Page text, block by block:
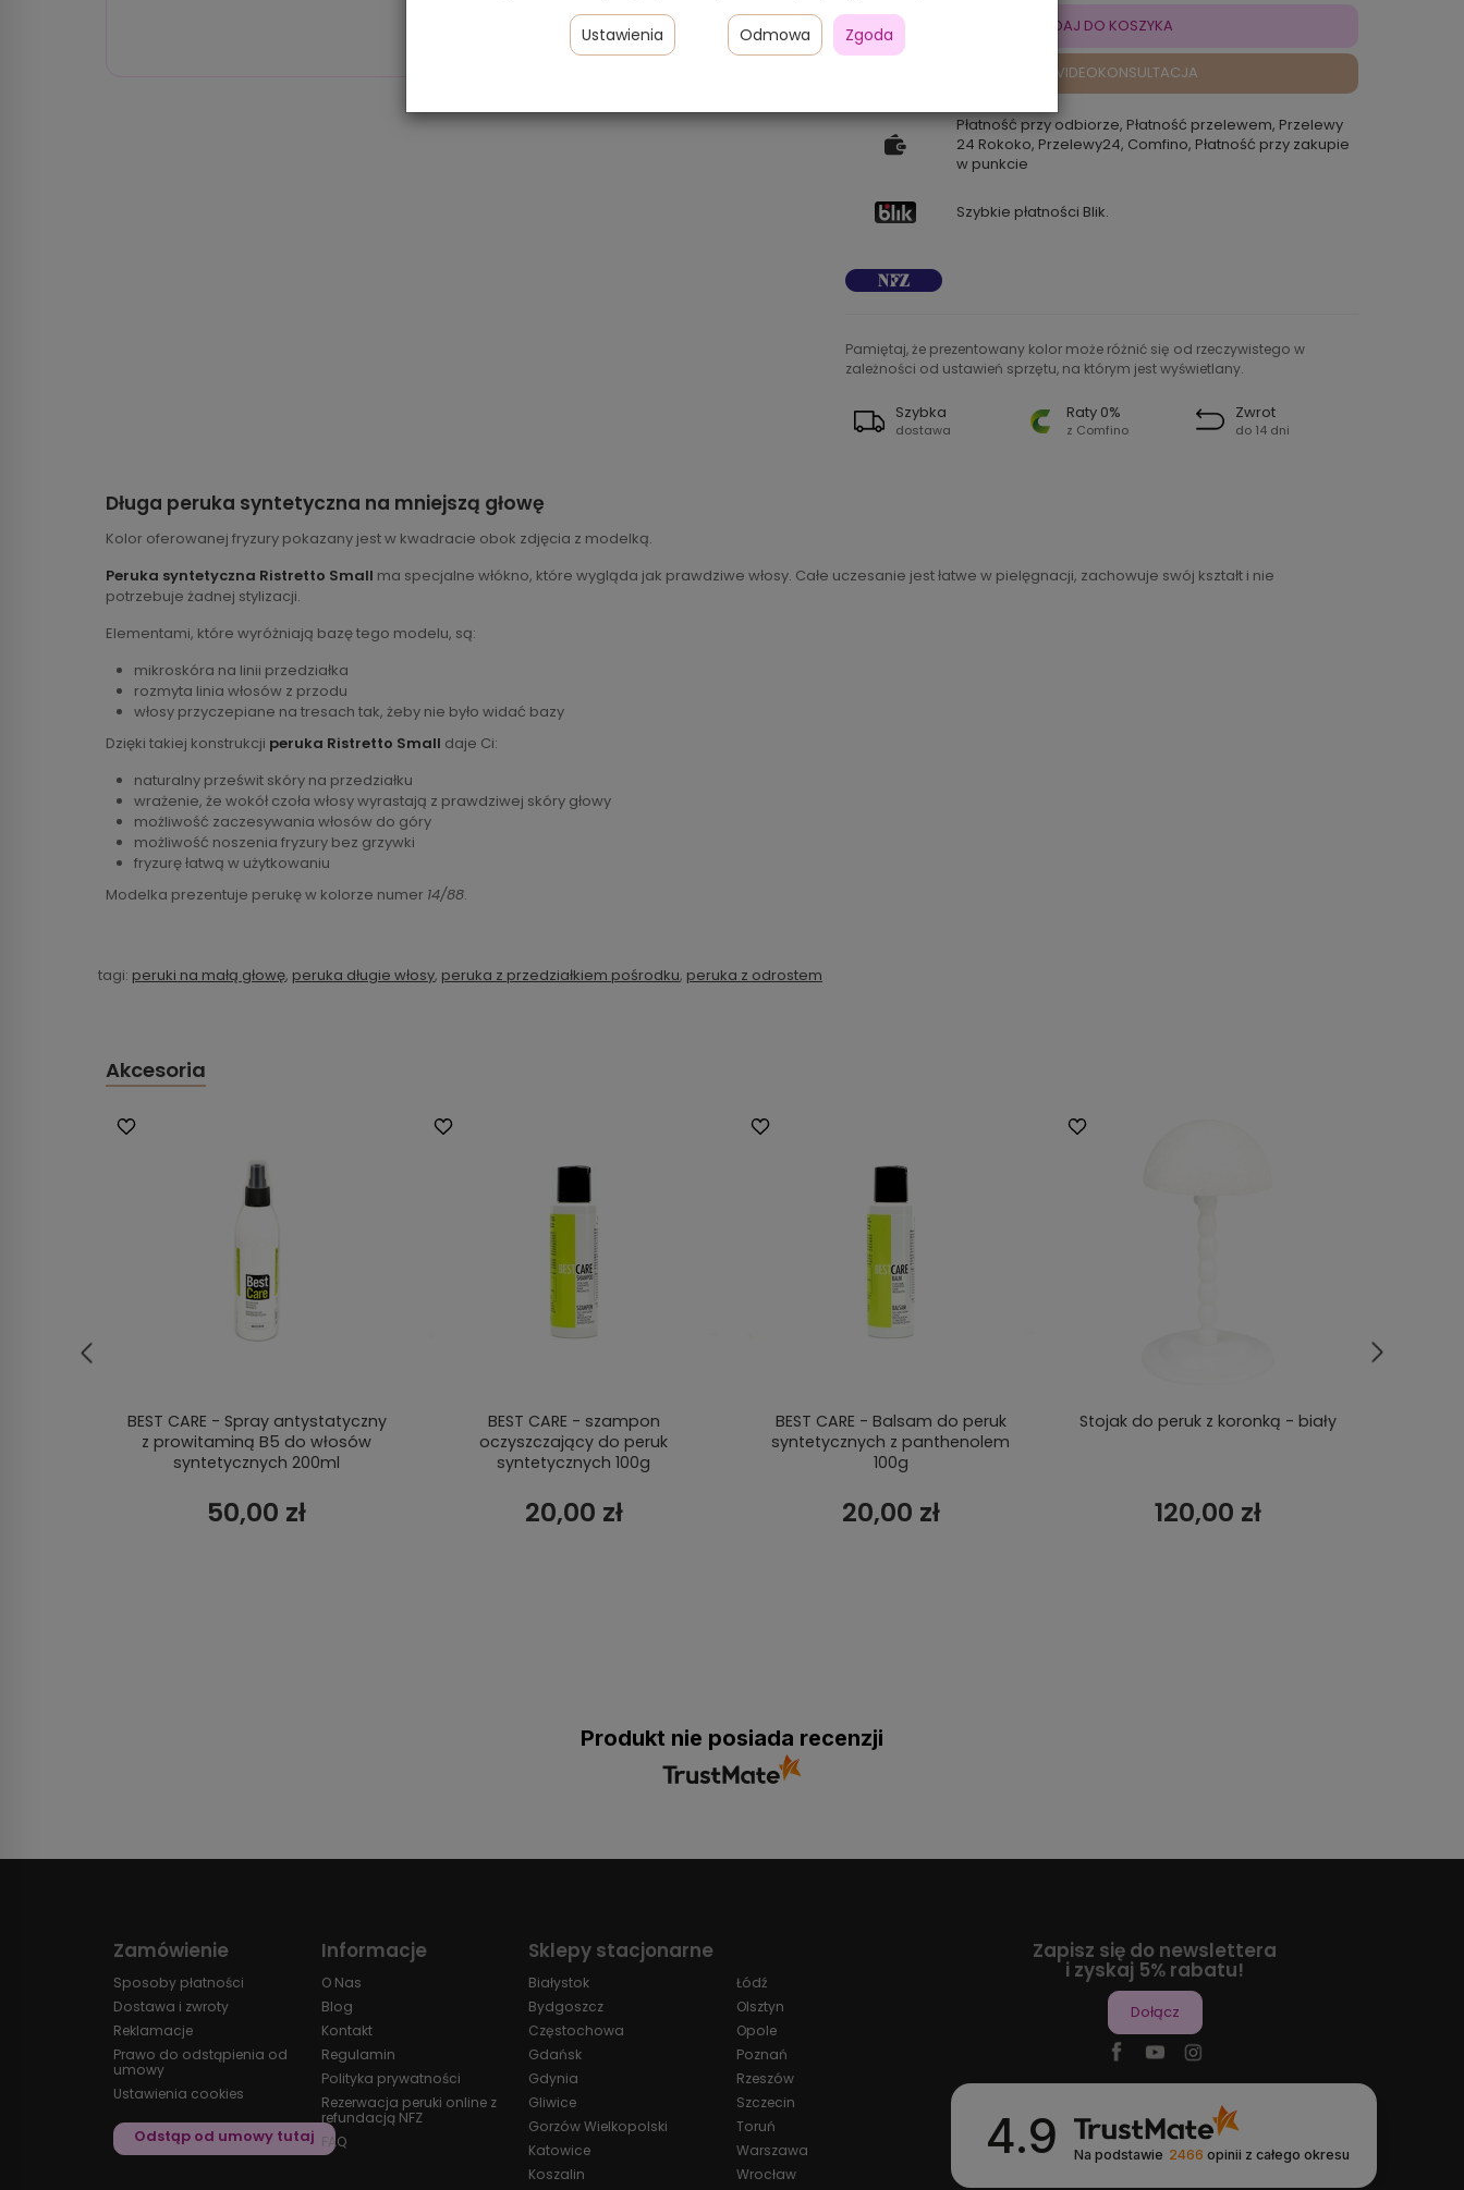
Zestaw HIT! (szampon+serum)
DODAJ DO KOSZYKA
VIDEOKONSULTACJA
Płatność przy odbiorze, Płatność przelewem, Przelewy
24 Rokoko, Przelewy24, Comfino, Płatność przy zakupie
w punkcie
Szybkie płatności Blik.
Pamiętaj, że prezentowany kolor może różnić się od rzeczywistego w
zależności od ustawień sprzętu, na którym jest wyświetlany.
Szybka
dostawa
Raty 0%
z Comfino
Zwrot
do 14 dni
Długa peruka syntetyczna na mniejszą głowę
Kolor oferowanej fryzury pokazany jest w kwadracie obok zdjęcia z modelką.
Peruka syntetyczna Ristretto Small ma specjalne włókno, które wygląda jak prawdziwe włosy. Całe uczesanie jest łatwe w pielęgnacji, zachowuje swój kształt i nie
potrzebuje żadnej stylizacji.
Elementami, które wyróżniają bazę tego modelu, są:
mikroskóra na linii przedziałka
rozmyta linia włosów z przodu
włosy przyczepiane na tresach tak, żeby nie było widać bazy
Dzięki takiej konstrukcji peruka Ristretto Small daje Ci:
naturalny prześwit skóry na przedziałku
wrażenie, że wokół czoła włosy wyrastają z prawdziwej skóry głowy
możliwość zaczesywania włosów do góry
możliwość noszenia fryzury bez grzywki
fryzurę łatwą w użytkowaniu
Modelka prezentuje perukę w kolorze numer 14/88.
tagi: peruki na małą głowę, peruka długie włosy, peruka z przedziałkiem pośrodku, peruka z odrostem
Akcesoria
BEST CARE - Spray antystatyczny
z prowitaminą B5 do włosów
syntetycznych 200ml
50,00 zł
BEST CARE - szampon
oczyszczający do peruk
syntetycznych 100g
20,00 zł
BEST CARE - Balsam do peruk
syntetycznych z panthenolem
100g
20,00 zł
Stojak do peruk z koronką - biały
120,00 zł
Produkt nie posiada recenzji
Zamówienie
Sposoby płatności
Dostawa i zwroty
Reklamacje
Prawo do odstąpienia od
umowy
Ustawienia cookies
Informacje
O Nas
Blog
Kontakt
Regulamin
Polityka prywatności
Rezerwacja peruki online z
refundacją NFZ
FAQ
Sklepy stacjonarne
Białystok
Bydgoszcz
Częstochowa
Gdańsk
Gdynia
Gliwice
Gorzów Wielkopolski
Katowice
Koszalin
Łódź
Olsztyn
Opole
Poznań
Rzeszów
Szczecin
Toruń
Warszawa
Wrocław
Zapisz się do newslettera
i zyskaj 5% rabatu!
Dołącz
4.9 Na podstawie 2466 opinii z całego okresu
Ustawienia Odmowa Zgoda